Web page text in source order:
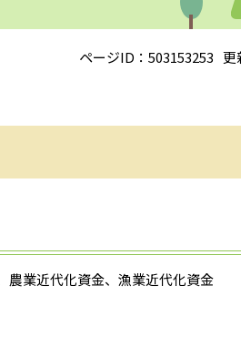
ページID：503153253 更
農業近代化資金、漁業近代化資金